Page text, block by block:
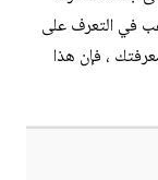
في التعرف على
، فإن هذا